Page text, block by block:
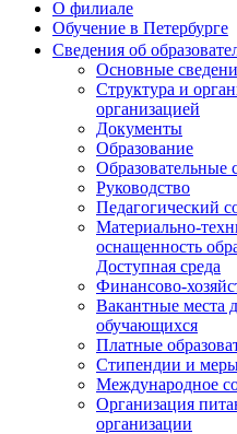
О филиале
Обучение в Петербурге
Сведения об
Основные
Структура и
организацией
Документы
Образование
Образовательные
Руководство
Педагогический
Материально-
оснащенность
Доступная среда
Финансово-
Вакантные места
обучающихся
Платные
Стипендии и
Международное
Организация
организации